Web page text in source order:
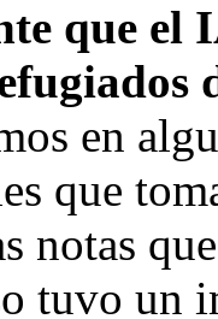
que
en
que
notas
tuvo un